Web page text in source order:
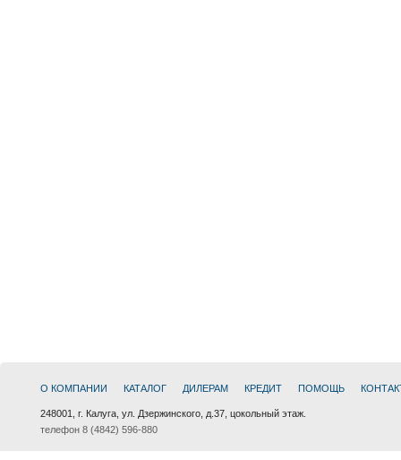
О КОМПАНИИ КАТАЛОГ ДИЛЕРАМ КРЕДИТ ПОМОЩЬ
248001, г. Калуга, ул. Дзержинского, д.37, цокольный этаж.
телефон 8 (4842) 596-880